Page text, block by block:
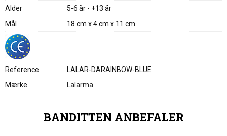
Alder
5-6 år - +13 år
Mål
18 cm x 4 cm x 11 cm
Reference
LALAR-DARAINBOW-BLUE
Mærke
Lalarma
BANDITTEN ANBEFALER